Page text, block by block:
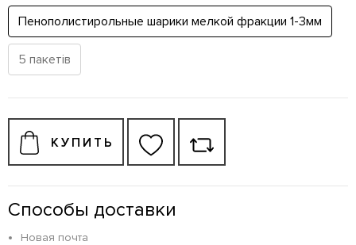
Пенополистирольные шарики мелкой фракции 1-3мм
5 пакетів
КУПИТЬ
Способы доставки
Новая почта